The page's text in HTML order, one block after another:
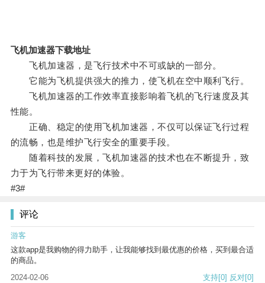
飞机加速器下载地址
飞机加速器，是飞行技术中不可或缺的一部分。
它能为飞机提供强大的推力，使飞机在空中顺利飞行。
飞机加速器的工作效率直接影响着飞机的飞行速度及其
性能。
正确、稳定的使用飞机加速器，不仅可以保证飞行过程
的流畅，也是维护飞行安全的重要手段。
随着科技的发展，飞机加速器的技术也在不断提升，致
力于为飞行带来更好的体验。
#3#
评论
游客
这款app是我购物的得力助手，让我能够找到最优惠的价格，买到最合适
的商品。
2024-02-06
支持[0] 反对[0]